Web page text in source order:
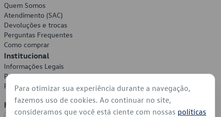
Quem Somos
Atendimento (SAC)
Devoluções e trocas
Perguntas Frequentes
Como comprar
Institucional
Informações Legais
Política de Privacidade
Política de Cookies
Formas de Pagamento
Para otimizar sua experiência durante a navegação,
fazemos uso de cookies. Ao continuar no site,
consideramos que você está ciente com nossas políticas